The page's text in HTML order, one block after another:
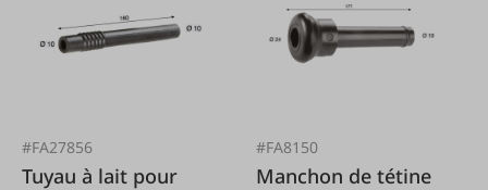
#FA27856
Tuyau à lait pour
#FA8150
Manchon de tétine